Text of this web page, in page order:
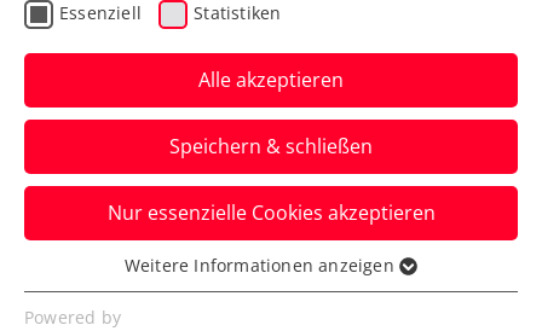
Generali Open Kitzbühel:
Schwärzler sorgt für
Lichtblicke an
regnerischem Tag
… und scheidet beim ATP-Heimspiel
dennoch knapp aus. Der Dienstag steht
im Zeichen der Österreicher.
Essenziell Statistiken
Alle akzeptieren
Speichern & schließen
Nur essenzielle Cookies akzeptieren
Essenziell
Essenzielle Cookies werden für grundlegende
Weitere Informationen anzeigen
Powered by